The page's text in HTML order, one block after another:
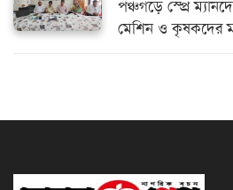
পঞ্চগড়ে স্প্রে
মেশিন ও কৃষকদের